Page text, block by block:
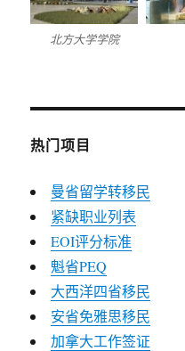
北方大学学院
热门项目
曼省留学转移民
紧缺职业列表
EOI评分标准
魁省PEQ
大西洋四省移民
安省免雅思移民
加拿大工作签证